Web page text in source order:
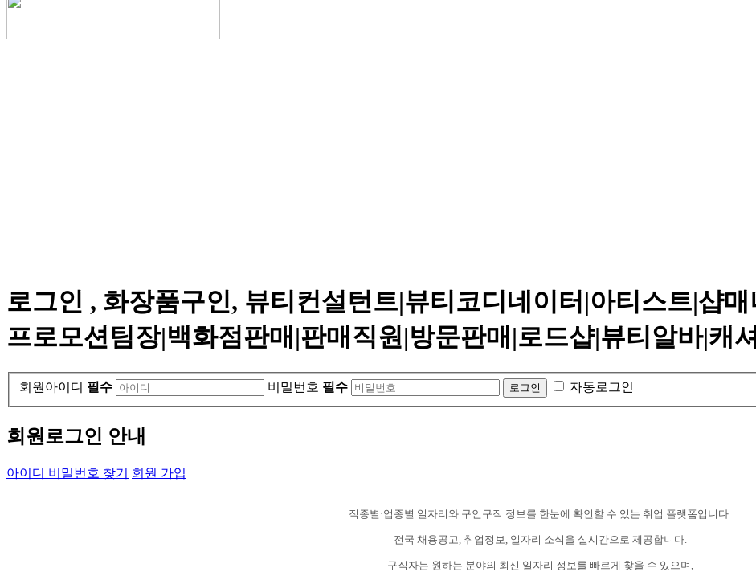
로그인 , 화장품구인, 뷰티컨설턴트|뷰티코디네이터|아티스트|샵
프로모션팀장|백화점판매|판매직원|방문판매|로드샵|뷰티알바|캐
회원아이디 필수 비밀번호 필수 자동로그인
회원로그인 안내
아이디 비밀번호 찾기 회원 가입
직종별·업종별 일자리와 구인구직 정보를 한눈에 확인할 수 있는 취업 플랫폼입니다.
전국 채용공고, 취업정보, 일자리 소식을 실시간으로 제공합니다.
구직자는 원하는 분야의 최신 일자리 정보를 빠르게 찾을 수 있으며,